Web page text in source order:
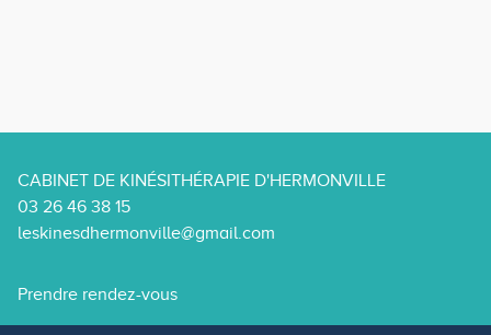
CABINET DE KINÉSITHÉRAPIE D'HERMONVILLE
03 26 46 38 15
leskinesdhermonville@gmail.com
Prendre rendez-vous